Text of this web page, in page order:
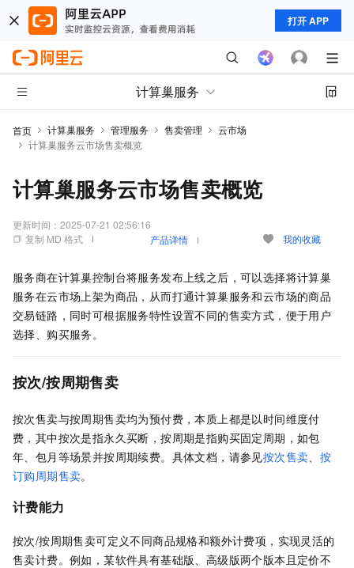
打开 APP
计算巢服务
首页 计算巢服务 管理服务 售卖管理
云市场
计算巢服务云市场售卖概览
计算巢服务云市场售卖概览
更新时间： 2025-07-21 02:56:16
复制 MD 格式
产品详情 我的收藏
服务商在计算巢控制台将服务发布上线之后，可以选择将计算巢
服务在云市场上架为商品，从而打通计算巢服务和云市场的商品
交易链路，同时可根据服务特性设置不同的售卖方式，便于用户
选择、购买服务。
按次/按周期售卖
按次售卖与按周期售卖均为预付费，本质上都是以时间维度付
费，其中按次是指永久买断，按周期是指购买固定周期，如包
年、包月等场景并按周期续费。具体文档，请参见按次售卖、 按
订购周期售卖。
计费能力
按次/按周期售卖可定义不同商品规格和额外计费项，实现灵活的
售卖计费。例如，某软件具有基础版、高级版两个版本且定价不